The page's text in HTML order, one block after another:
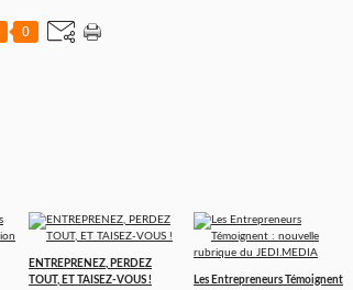
0
ENTREPRENEZ, PERDEZ
TOUT, ET TAISEZ-VOUS !
Les Entrepreneurs Témoignent